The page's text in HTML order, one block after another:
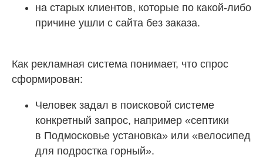
на старых клиентов, которые по какой-либо
причине ушли с сайта без заказа.
Как рекламная система понимает, что спрос
сформирован:
Человек задал в поисковой системе
конкретный запрос, например «септики
в Подмосковье установка» или «велосипед
для подростка горный».